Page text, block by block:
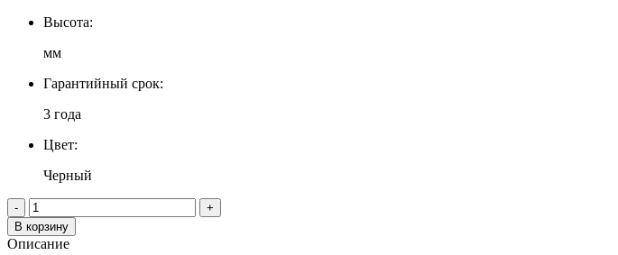
Высота:
мм
Гарантийный срок:
3 года
Цвет:
Черный
-
+
В корзину
Описание